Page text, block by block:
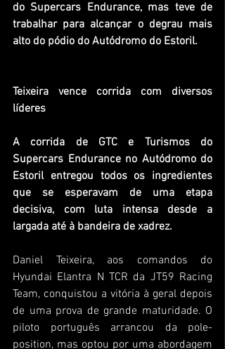
do Supercars Endurance, mas teve de
trabalhar para alcançar o degrau mais
alto do pódio do Autódromo do Estoril.
Teixeira vence corrida com diversos
líderes
A corrida de GTC e Turismos do
Supercars Endurance no Autódromo do
Estoril entregou todos os ingredientes
que se esperavam de uma etapa
decisiva, com luta intensa desde a
largada até à bandeira de xadrez.
Daniel Teixeira, aos comandos do
Hyundai Elantra N TCR da JT59 Racing
Team, conquistou a vitória à geral depois
de uma prova de grande maturidade. O
piloto português arrancou da pole-
position, mas optou por uma abordagem